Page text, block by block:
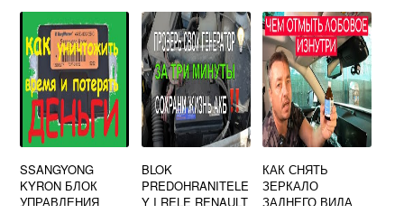
SSANGYONG
KYRON БЛОК
УПРАВЛЕНИЯ
BLOK
PREDOHRANITELE
Y I RELE RENAULT
КАК СНЯТЬ
ЗЕРКАЛО
ЗАДНЕГО ВИДА